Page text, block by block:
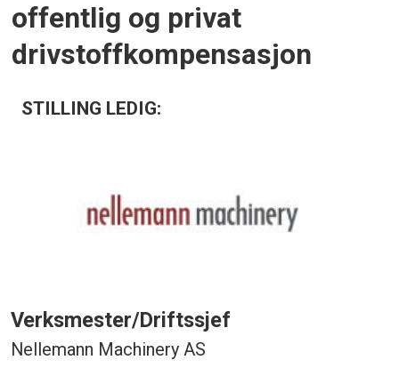
offentlig og privat
drivstoffkompensasjon
STILLING LEDIG:
Verksmester/Driftssjef
Nellemann Machinery AS